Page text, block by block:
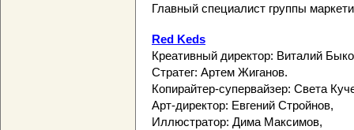
Главный специалист группы
Red Keds
Креативный директор: Виталий
Стратег: Артем Жиганов.
Копирайтер-cупервайзер: Света
Арт-директор: Евгений Стройнов,
Иллюстратор: Дима Максимов,